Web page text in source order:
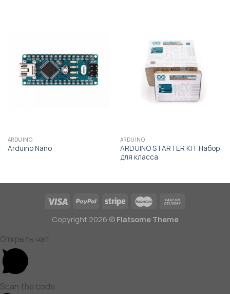
ARDUINO
Arduino Nano
ARDUINO
ARDUINO STARTER KIT Набор
для класса
Copyright 2026 © Flatsome Theme
Открыть чат
Scan the code